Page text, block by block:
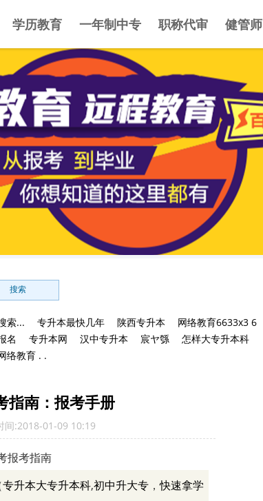
学历教育 一年制中专 职称代审 健管师
搜索
索... 专升本最快几年 陕西专升本
网络教育6633x3 6
名 专升本网 汉中专升本 宸ヤ綔
怎样大专升本科
络教育 . .
指南：报考手册
间:2018-01-09 10:19
报考指南
专升本大专升本科,初中升大专 ，快速拿学